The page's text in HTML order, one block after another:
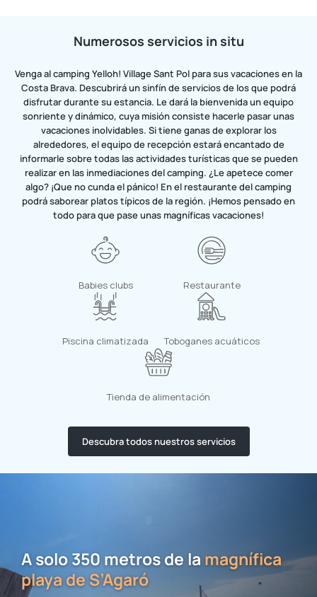
Numerosos servicios in situ
Venga al camping Yelloh! Village Sant Pol para sus vacaciones en la
Costa Brava. Descubrirá un sinfín de servicios de los que podrá
disfrutar durante su estancia. Le dará la bienvenida un equipo
sonriente y dinámico, cuya misión consiste hacerle pasar unas
vacaciones inolvidables. Si tiene ganas de explorar los
alrededores, el equipo de recepción estará encantado de
informarle sobre todas las actividades turísticas que se pueden
realizar en las inmediaciones del camping. ¿Le apetece comer
algo? ¡Que no cunda el pánico! En el restaurante del camping
podrá saborear platos típicos de la región. ¡Hemos pensado en
todo para que pase unas magníficas vacaciones!
Babies clubs Restaurante
Piscina climatizada Toboganes acuáticos
Tienda de alimentación
Descubra todos nuestros servicios
A solo 350 metros de lamagnífica
playa de S’Agaró